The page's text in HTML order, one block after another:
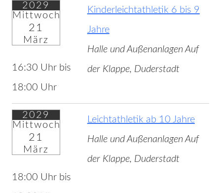
2029
Mittwoch
21
März
16:30 Uhr bis
18:00 Uhr
Kinderleichtathletik 6 bis 9
Jahre
Halle und Außenanlagen Auf
der Klappe, Duderstadt
2029
Mittwoch
21
März
18:00 Uhr bis
Leichtathletik ab 10 Jahre
Halle und Außenanlagen Auf
der Klappe, Duderstadt